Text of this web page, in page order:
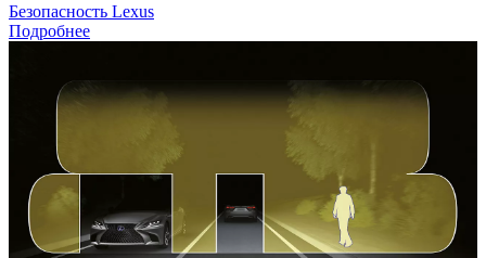
Безопасность Lexus
Подробнее